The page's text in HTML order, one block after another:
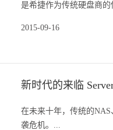
是希捷作为传统硬盘商
2015-09-16
新时代的来临
在未来十年，传统的
袭危机。...